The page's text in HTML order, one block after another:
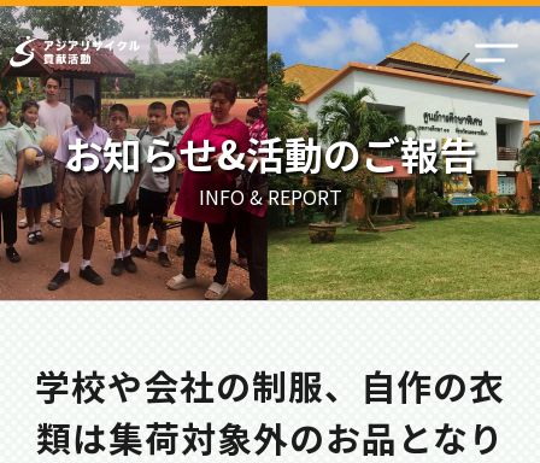
お知らせ&活動のご報告
INFO & REPORT
学校や会社の制服、自作の衣
類は集荷対象外のお品となり